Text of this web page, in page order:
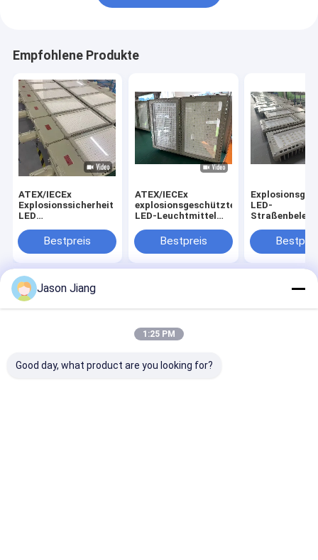
Empfohlene Produkte
ATEX/IECEx
Explosionssicherheit
LED
Glühbirnen IP66
Wasserdicht 50-200
Winkel 120 Grad Für
Zone1 2/Zone 21 22
Gefährliche Bereiche
Verwendung
Bestpreis
ATEX/IECEx
explosionsgeschützte
LED-Leuchtmittel
Öl&Gas&LNG Zone
1/2 & Zone 21/22
Bestpreis
LED-
50-200 Watt,
Zone 21/22,
Startseite
Sitemap
Privacy Policy
Explosionssichere LED-Beleuchtung
© 2026 crown extra lighting co. ltd. All Rights Reserved.
Jason Jiang
1:25 PM
Good day, what product are you looking for?